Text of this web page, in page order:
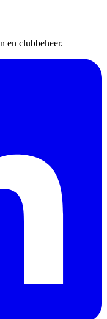
en clubbeheer.